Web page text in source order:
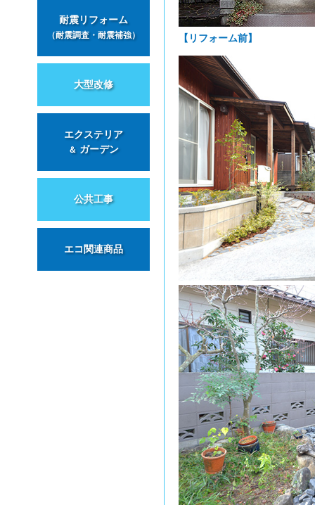
【リフォーム前】
耐震リフォーム
（耐震調査・耐震補強）
大型改修
エクステリア
＆ ガーデン
公共工事
エコ関連商品